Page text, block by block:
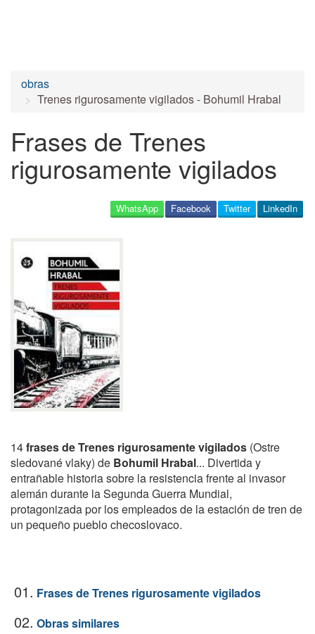
obras
Trenes rigurosamente vigilados - Bohumil Hrabal
Frases de Trenes
rigurosamente vigilados
LinkedIn
Twitter
Facebook
WhatsApp
14frases de Trenes rigurosamente vigilados (Ostre
sledované vlaky) de Bohumil Hrabal... Divertida y
entrañable historia sobre la resistencia frente al invasor
alemán durante la Segunda Guerra Mundial,
protagonizada por los empleados de la estación de tren de
un pequeño pueblo checoslovaco.
01. Frases de Trenes rigurosamente vigilados
02. Obras similares